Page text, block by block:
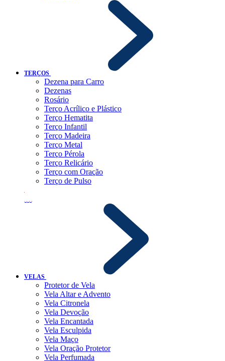
TERÇOS
Dezena para Carro
Dezenas
Rosário
Terço Acrílico e Plástico
Terço Hematita
Terço Infantil
Terço Madeira
Terço Metal
Terço Pérola
Terço Relicário
Terço com Oração
Terço de Pulso
VELAS
Protetor de Vela
Vela Altar e Advento
Vela Citronela
Vela Devoção
Vela Encantada
Vela Esculpida
Vela Maço
Vela Oração Protetor
Vela Perfumada